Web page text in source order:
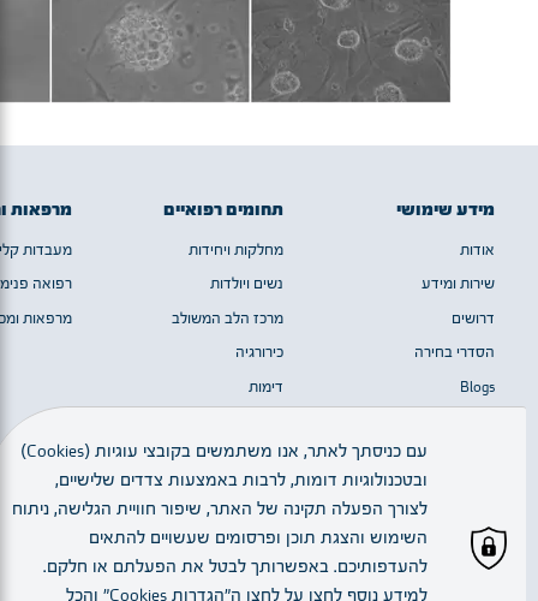
מידע שימושי
אודות
שירות ומידע
דרושים
הסדרי בחירה
Blogs
תחומים רפואיים
מחלקות ויחידות
נשים ויולדות
מרכז הלב המשולב
כירורגיה
דימות
מרפאות
מעבדות
רפואה
מרפאות
עברית
עם כניסתך לאתר, אנו משתמשים בקובצי עוגיות (Cookies)
ובטכנולוגיות דומות, לרבות באמצעות צדדים שלישיים,
לצורך הפעלה תקינה של האתר, שיפור חוויית הגלישה, ניתוח
השימוש והצגת תוכן ופרסומים שעשויים להתאים
להעדפותיכם. באפשרותך לבטל את הפעלתם או חלקם.
למידע נוסף לחצו על לחצן ה"הגדרות Cookies" והכל